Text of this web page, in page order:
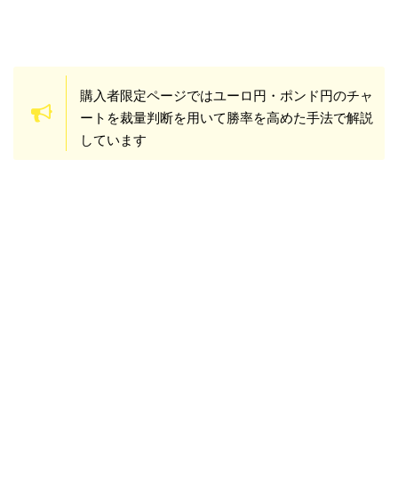
購入者限定ページではユーロ円・ポンド円のチャ
ートを裁量判断を用いて勝率を高めた手法で解説
しています